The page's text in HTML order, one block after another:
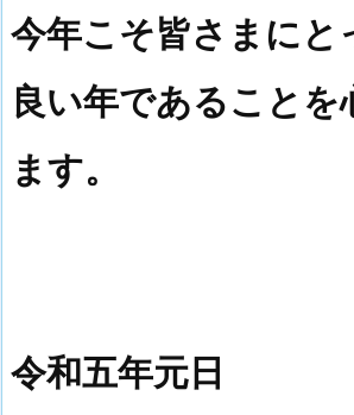
今年こそ皆さまにと
良い年であることを
ます。
令和五年元日